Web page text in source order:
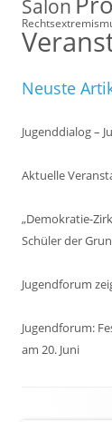
Salon
Neuste
Jugenddialog –
Aktuelle
„Demokratie-
Schüler der
Jugendforum
Jugendforum:
am 20. Juni